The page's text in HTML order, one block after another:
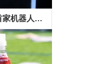
如影智能与等等合作，在京落地首家机器人咖啡馆